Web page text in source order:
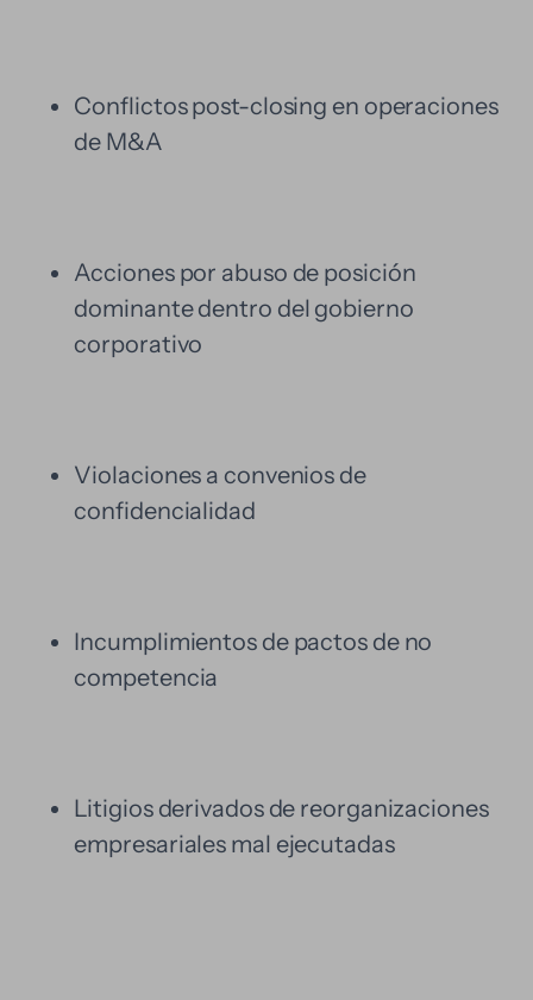
Conflictos post-closing en operaciones
de M&A
Acciones por abuso de posición
dominante dentro del gobierno
corporativo
Violaciones a convenios de
confidencialidad
Incumplimientos de pactos de no
competencia
Litigios derivados de reorganizaciones
empresariales mal ejecutadas